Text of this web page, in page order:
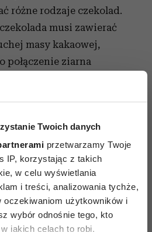
Twoich danych
przetwarzamy Twoje
IP, korzystając z takich
w celu wyświetlania
i treści, analizowania tychże,
oczekiwaniom użytkowników i
wybór odnośnie tego, kto
jakich celach to robi.
różne rodzaje czekolad.
musi zawierać
masy kakaowej,
połączenie ziarna
Najważniejszą cechą,
Wawel, w której
czekolady deserowe z 43%
nadziewane oraz z
jak również dobrze już
z 70% zawartością
extra gorzka z zawartością